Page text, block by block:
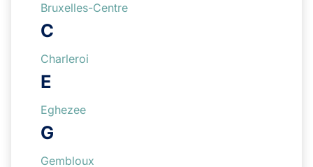
Bruxelles-Centre
C
Charleroi
E
Eghezee
G
Gembloux